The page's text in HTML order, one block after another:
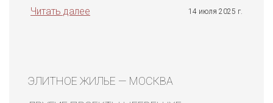
Читать далее
14 июля 2025 г.
ЭЛИТНОЕ ЖИЛЬЕ — МОСКВА